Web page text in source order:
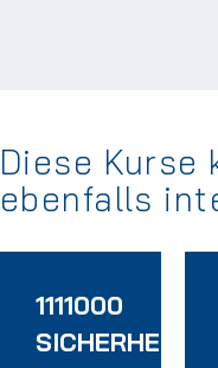
Diese Kurse
ebenfalls
1111000